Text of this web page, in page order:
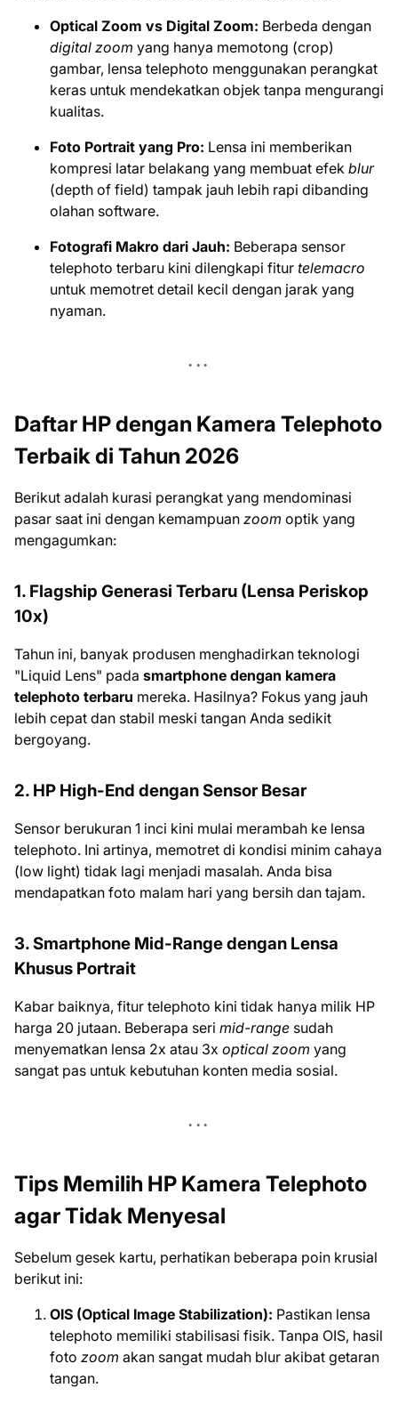
Optical Zoom vs Digital Zoom: Berbeda dengan
digital zoom yang hanya memotong (crop)
gambar, lensa telephoto menggunakan perangkat
keras untuk mendekatkan objek tanpa mengurangi
kualitas.
Foto Portrait yang Pro: Lensa ini memberikan
kompresi latar belakang yang membuat efek blur
(depth of field) tampak jauh lebih rapi dibanding
olahan software.
Fotografi Makro dari Jauh: Beberapa sensor
telephoto terbaru kini dilengkapi fitur telemacro
untuk memotret detail kecil dengan jarak yang
nyaman.
Daftar HP dengan Kamera Telephoto
Terbaik di Tahun 2026
Berikut adalah kurasi perangkat yang mendominasi
pasar saat ini dengan kemampuan zoom optik yang
mengagumkan:
1. Flagship Generasi Terbaru (Lensa Periskop
10x)
Tahun ini, banyak produsen menghadirkan teknologi
"Liquid Lens" pada smartphone dengan kamera
telephoto terbaru mereka. Hasilnya? Fokus yang jauh
lebih cepat dan stabil meski tangan Anda sedikit
bergoyang.
2. HP High-End dengan Sensor Besar
Sensor berukuran 1 inci kini mulai merambah ke lensa
telephoto. Ini artinya, memotret di kondisi minim cahaya
(low light) tidak lagi menjadi masalah. Anda bisa
mendapatkan foto malam hari yang bersih dan tajam.
3. Smartphone Mid-Range dengan Lensa
Khusus Portrait
Kabar baiknya, fitur telephoto kini tidak hanya milik HP
harga 20 jutaan. Beberapa seri mid-range sudah
menyematkan lensa 2x atau 3x optical zoom yang
sangat pas untuk kebutuhan konten media sosial.
Tips Memilih HP Kamera Telephoto
agar Tidak Menyesal
Sebelum gesek kartu, perhatikan beberapa poin krusial
berikut ini:
OIS (Optical Image Stabilization): Pastikan lensa
telephoto memiliki stabilisasi fisik. Tanpa OIS, hasil
foto zoom akan sangat mudah blur akibat getaran
tangan.